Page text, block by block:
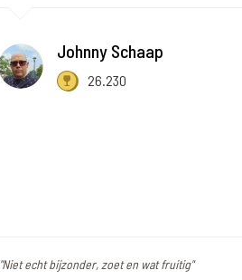
Johnny Schaap
26.230
"Niet echt bijzonder, zoet en wat fruitig"